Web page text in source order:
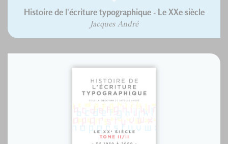
Histoire de l'écriture typographique - Le XXe siècle
Jacques André